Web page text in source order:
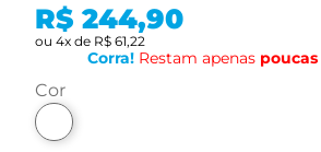
R$ 244,90
ou 4x de R$ 61,22
Corra! Restam apenas poucas
cor